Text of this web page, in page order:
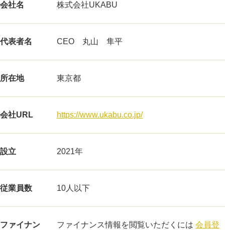
会社名 株式会社UKABU
代表者名 CEO 丸山 隼平
所在地 東京都
会社URL https://www.ukabu.co.jp/
設立 2021年
従業員数 10人以下
ファイナン
ファイナンス情報を閲覧いただくには 会員登